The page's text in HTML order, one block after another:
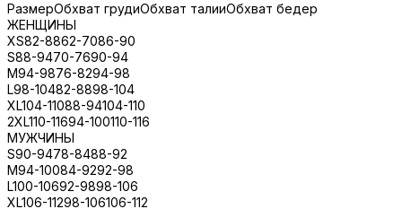
РазмерОбхват грудиОбхват талииОбхват бедер
ЖЕНЩИНЫ
XS82-8862-7086-90
S88-9470-7690-94
M94-9876-8294-98
L98-10482-8898-104
XL104-11088-94104-110
2XL110-11694-100110-116
МУЖЧИНЫ
S90-9478-8488-92
M94-10084-9292-98
L100-10692-9898-106
XL106-11298-106106-112